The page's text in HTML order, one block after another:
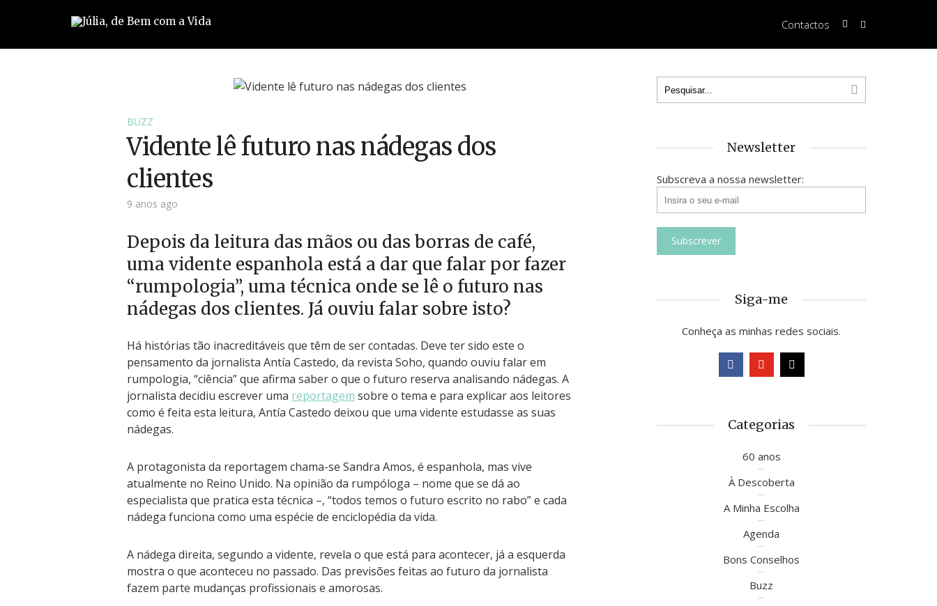
Contactos
BUZZ
Vidente lê futuro nas nádegas dos
clientes
9 anos ago
Depois da leitura das mãos ou das borras de café,
uma vidente espanhola está a dar que falar por fazer
“rumpologia”, uma técnica onde se lê o futuro nas
nádegas dos clientes. Já ouviu falar sobre isto?
Há histórias tão inacreditáveis que têm de ser contadas. Deve ter sido este o
pensamento da jornalista Antía Castedo, da revista Soho, quando ouviu falar em
rumpologia, “ciência” que afirma saber o que o futuro reserva analisando nádegas. A
jornalista decidiu escrever uma reportagem sobre o tema e para explicar aos leitores
como é feita esta leitura, Antía Castedo deixou que uma vidente estudasse as suas
nádegas.
A protagonista da reportagem chama-se Sandra Amos, é espanhola, mas vive
atualmente no Reino Unido. Na opinião da rumpóloga – nome que se dá ao
especialista que pratica esta técnica –, “todos temos o futuro escrito no rabo” e cada
nádega funciona como uma espécie de enciclopédia da vida.
A nádega direita, segundo a vidente, revela o que está para acontecer, já a esquerda
mostra o que aconteceu no passado. Das previsões feitas ao futuro da jornalista
fazem parte mudanças profissionais e amorosas.
Newsletter
Subscreva a nossa newsletter:
Siga-me
Conheça as minhas redes sociais.
Categorias
60 anos
À Descoberta
A Minha Escolha
Agenda
Bons Conselhos
Buzz